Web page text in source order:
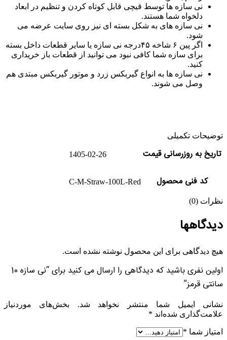
نی سازه ها توسط قیچی قابل کوتاه کردن و تنظیم در ابعاد
دلخواه شما هستند.
نی سازه های به شکل بسته ای نیز روی سایت عرضه می
شود.
اگر پین ۶ شاخه ۴۵درجه نی سازه یا سایر قطعات داخل بسته
برای سازه شما کافی نبود می توانید از قطعات باز خریداری
کنید.
نی سازه ها به انواع گیربکس زرد و موتور گیربکس مبتدی هم
وصل می شوند.
توضیحات تکمیلی
تاریخ به روزرسانی قیمت 1405-02-26
کد فنی محصول C-M-Straw-100L-Red
نظرات (0)
دیدگاهها
هیچ دیدگاهی برای این محصول نوشته نشده است.
اولین نفری باشید که دیدگاهی را ارسال می کنید برای “نی سازه 10
سانتی قرمز”
نشانی ایمیل شما منتشر نخواهد شد.
بخش‌های موردنیاز
علامت‌گذاری شده‌اند *
امتیاز شما *